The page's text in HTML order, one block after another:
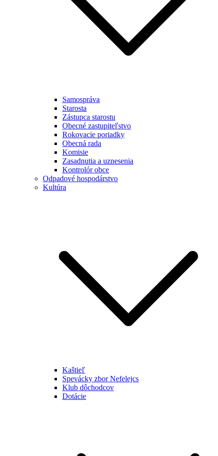
Samospráva
Starosta
Zástupca starostu
Obecné zastupiteľstvo
Rokovacie poriadky
Obecná rada
Komisie
Zasadnutia a uznesenia
Kontrolór obce
Odpadové hospodárstvo
Kultúra
Kaštieľ
Spevácky zbor Nefelejcs
Klub dôchodcov
Dotácie